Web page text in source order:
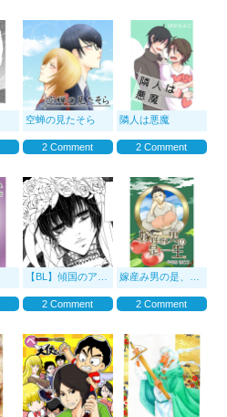
空蝉の見たそら
2 Comment
隣人は悪魔
2 Comment
【BL】傾国のアイゼン
2 Comment
嫁産み男の是、一生。
2 Comment